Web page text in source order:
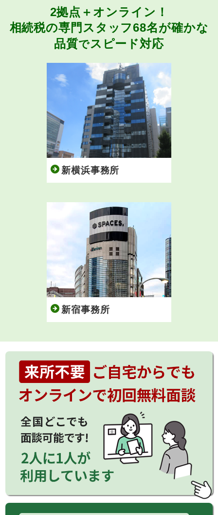
2拠点＋オンライン！
相続税の専門スタッフ68名が確かな
品質でスピード対応
新横浜事務所
新宿事務所